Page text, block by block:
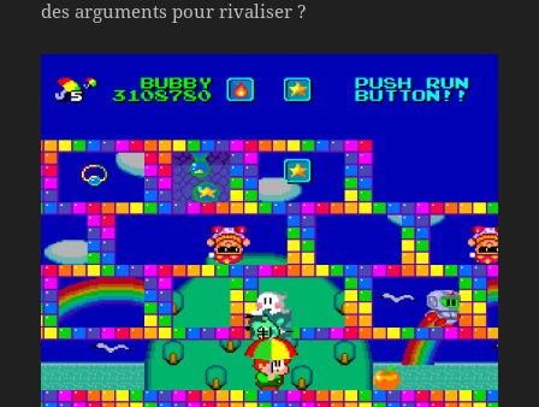
des arguments pour rivaliser ?